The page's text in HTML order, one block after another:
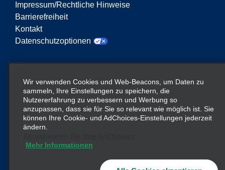
Impressum/Rechtliche Hinweise
Barrierefreiheit
Kontakt
Datenschutzoptionen
Mobilitätsservices. Der Begriff „Enterprise Mobility“
auf dieser Website verweist auf bestimmte
Unternehmenseinheiten und/oder die Marke
Enterprise Mobility, wobei Informationen zu vielen
Unternehmen übermittelt werden. Diese Verweise
vermitteln oder ersetzen. Weitere Informationen
Wir verwenden Cookies und Web-Beacons, um Daten zu
sammeln, Ihre Einstellungen zu speichern, die
Nutzererfahrung zu verbessern und Werbung so
anzupassen, dass sie für Sie so relevant wie möglich ist. Sie
können Ihre Cookie- und AdChoices-Einstellungen jederzeit
ändern.
Mehr Informationen